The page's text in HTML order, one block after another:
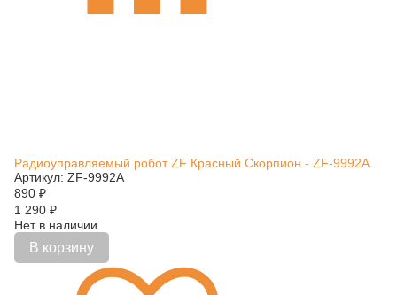
Радиоуправляемый робот ZF Красный Скорпион - ZF-9992A
Артикул: ZF-9992A
890 ₽
1 290 ₽
Нет в наличии
В корзину